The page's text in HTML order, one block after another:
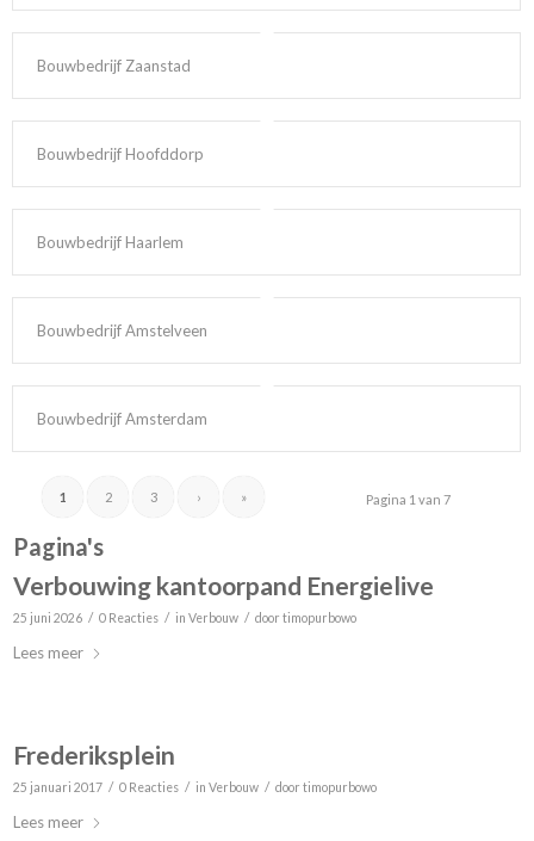
Bouwbedrijf Zaanstad
Bouwbedrijf Hoofddorp
Bouwbedrijf Haarlem
Bouwbedrijf Amstelveen
Bouwbedrijf Amsterdam
Pagina 1 van 7
1 2 3 › »
Pagina's
Verbouwing kantoorpand Energielive
25 juni 2026 / 0 Reacties / inVerbouw / doortimopurbowo
Lees meer
Frederiksplein
25 januari 2017 / 0 Reacties / inVerbouw / doortimopurbowo
Lees meer